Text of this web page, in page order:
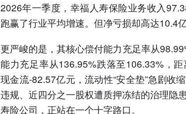
2026年一季度，幸福人寿保险业务收入
跑赢了行业平均增速。但净亏损却高达10.4
更严峻的是，其核心偿付能力充足率从
能力充足率从136.95%跌落至106.33%，
现金流-82.57亿元，流动性“安全垫”急剧收
违规、近四分之一股权遭质押冻结的治理隐
寿险公司，正站在一个十字路口。